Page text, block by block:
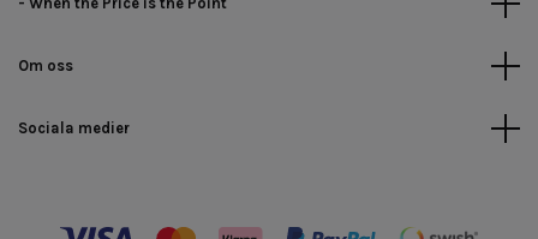
Om oss
Sociala medier